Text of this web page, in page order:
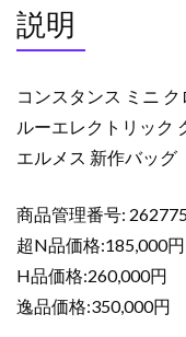
タ
ン
3
ミ
ニ
ル
ー
レ
ク
説明
コンスタンス ミニ
ルーエレクトリック
エルメス 新作バッグ
商品管理番号:
超N品価格:185,000円
H品価格:260,000円
逸品価格:350,000円